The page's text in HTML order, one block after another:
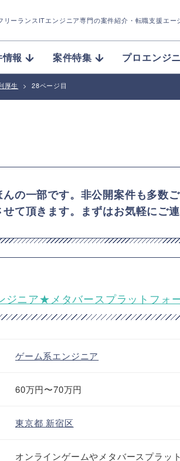
リーランスITエンジニア専門の案件紹介 ・転職支援エー
報 案件特集 プロエンジ
厚生 > 28ページ目
の一部です。非公開案件も多数ご
て頂きます。まずはお気軽にご連
ジニア★メタバースプラットフォ
ゲーム系エンジニア
60万円〜70万円
東京都 新宿区
オンラインゲームやメタバースプラッ